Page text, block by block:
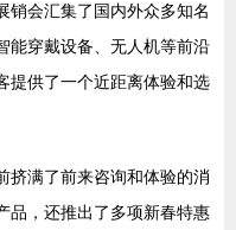
会汇集了国内外众多知名
能穿戴设备、无人机等前沿
提供了一个近距离体验和选
挤满了前来咨询和体验的消
品，还推出了多项新春特惠